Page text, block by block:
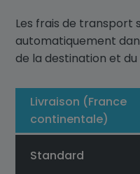
Les frais de transport
automatiquement
de la destination et du
Livraison (France
continentale)
Standard